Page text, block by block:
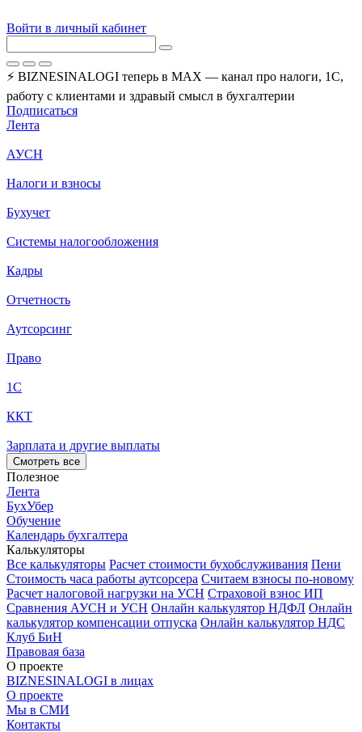
Войти в личный кабинет
⚡ BIZNESINALOGI теперь в MAX — канал про налоги, 1С,
работу с клиентами и здравый смысл в бухгалтерии
Подписаться
Лента
АУСН
Налоги и взносы
Бухучет
Системы налогообложения
Кадры
Отчетность
Аутсорсинг
Право
1С
ККТ
Зарплата и другие выплаты
Смотреть все
Полезное
Лента
БухУбер
Обучение
Календарь бухгалтера
Калькуляторы
Все калькуляторы Расчет стоимости бухобслуживания Пени
Стоимость часа работы аутсорсера Считаем взносы по-новому
Расчет налоговой нагрузки на УСН Страховой взнос ИП
Сравнения АУСН и УСН Онлайн калькулятор НДФЛ Онлайн
калькулятор компенсации отпуска Онлайн калькулятор НДС
Клуб БиН
Правовая база
О проекте
BIZNESINALOGI в лицах
О проекте
Мы в СМИ
Контакты